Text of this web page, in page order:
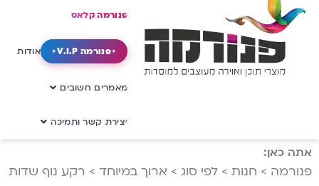
פנורמה קלאס
פנורמה V.I.P אודות
מאמרים חשובים
יצירת קשר ותמיכה
אתה כאן:
פנורמה > חנות > לפי סוג > ארוך במיוחד > רקע נוף שדות